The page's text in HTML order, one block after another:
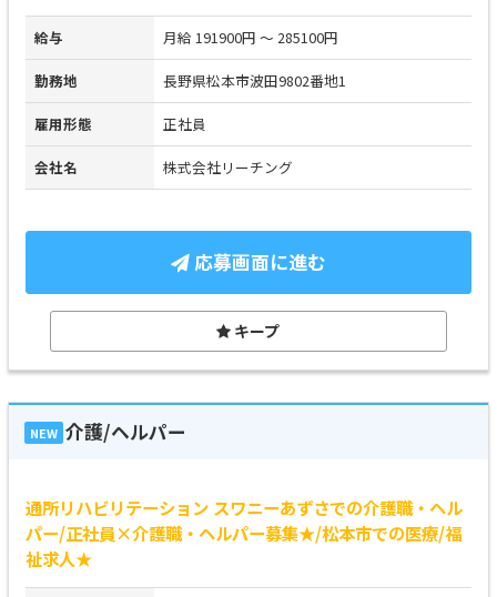
給与 月給 191900円 ～ 285100円
勤務地 長野県松本市波田9802番地1
雇用形態 正社員
会社名 株式会社リーチング
応募画面に進む
キープ
NEW 介護/ヘルパー
通所リハビリテーション スワニーあずさでの介護職・ヘル
パー/正社員×介護職・ヘルパー募集★/松本市での医療/福
祉求人★